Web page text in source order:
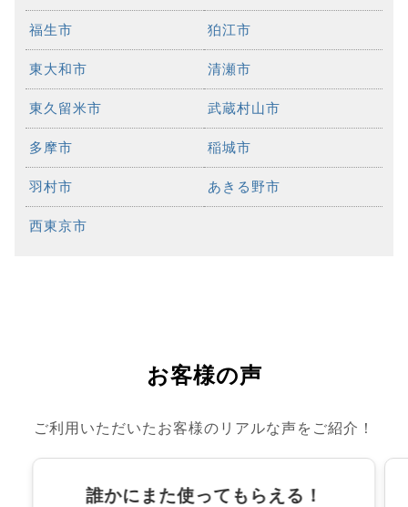
福生市 狛江市
東大和市 清瀬市
東久留米市 武蔵村山市
多摩市 稲城市
羽村市 あきる野市
西東京市
お客様の声
ご利用いただいたお客様のリアルな声をご紹介！
誰かにまた使ってもらえる！